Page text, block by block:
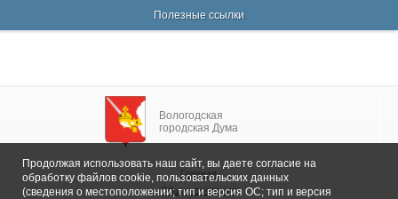
Полезные ссылки
Вологодская
городская Дума
Главная
Общие сведения
Продолжая использовать наш сайт, вы даете согласие на
обработку файлов cookie, пользовательских данных
(сведения о местоположении; тип и версия ОС; тип и версия